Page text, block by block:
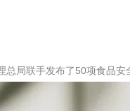
局联手发布了50项食品